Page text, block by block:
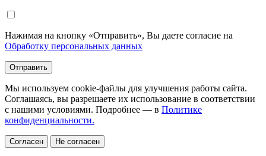
Нажимая на кнопку «Отправить», Вы даете согласие на
Обработку персональных данных
Отправить
Мы используем cookie-файлы для улучшения работы сайта.
Соглашаясь, вы разрешаете их использование в соответствии
с нашими условиями. Подробнее — в Политике
конфиденциальности.
Согласен Не согласен